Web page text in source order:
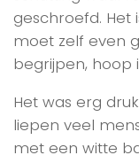
geschroefd. Het
moet zelf even
begrijpen, hoop
Het was erg
liepen veel
met een witte